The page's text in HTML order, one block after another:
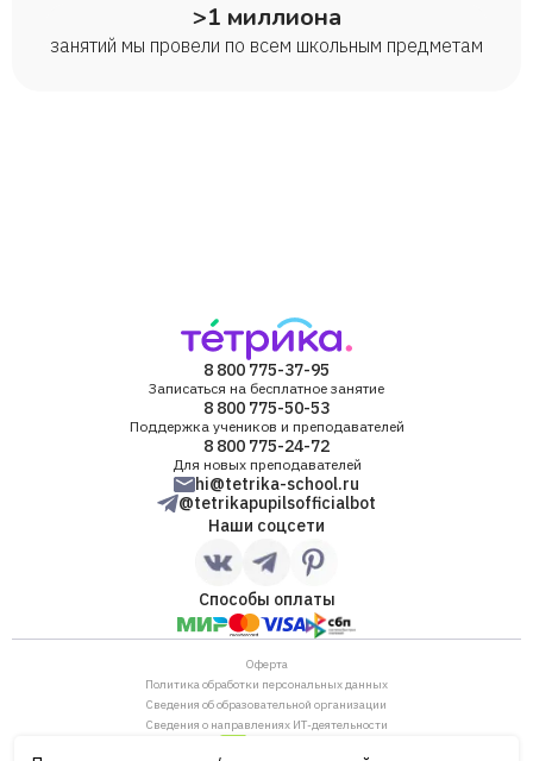
>1 миллиона
занятий мы провели по всем школьным предметам
8 800 775-37-95
Записаться на бесплатное занятие
8 800 775-50-53
Поддержка учеников и преподавателей
8 800 775-24-72
Для новых преподавателей
hi@tetrika-school.ru
@tetrikapupilsofficialbot
Наши соцсети
Способы оплаты
Оферта
Политика обработки персональных данных
Сведения об образовательной организации
Сведения о направлениях ИТ-деятельности